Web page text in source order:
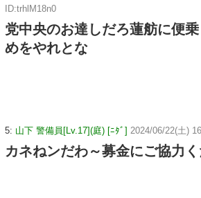
ID:trhlM18n0
党中央のお達しだろ蓮舫に便
めをやれとな
5: 山下 警備員[Lv.17](庭) [ﾆﾀﾞ] 2024/06/22(土)
カネねンだわ～募金にご協力く